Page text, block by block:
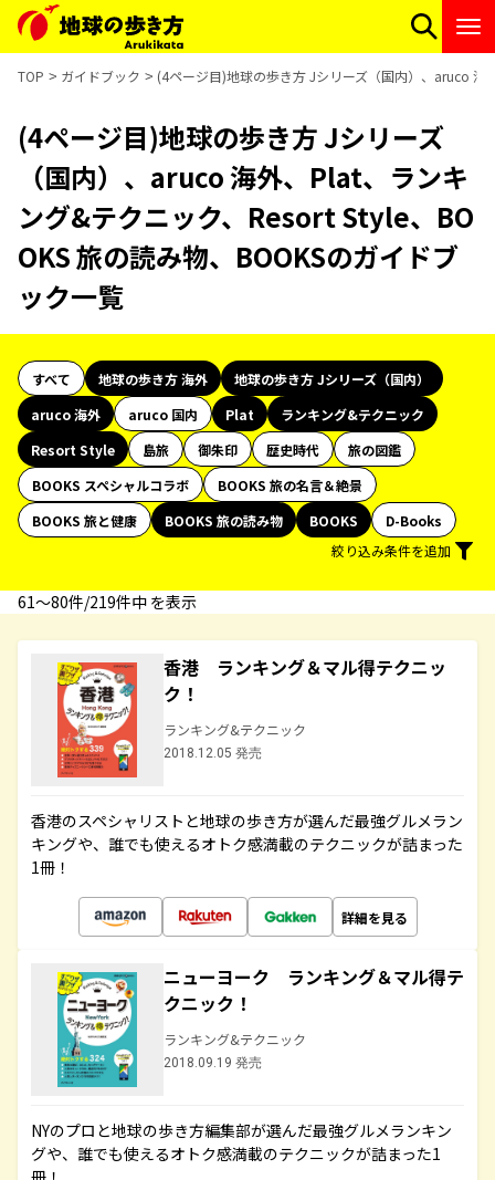
TOP ガイドブック (4ページ目)地球の歩き方 Jシリーズ（国内）、aruco 海
(4ページ目)地球の歩き方 Jシリーズ
（国内）、aruco 海外、Plat、ランキ
ング&テクニック、Resort Style、BO
OKS 旅の読み物、BOOKSのガイドブ
ック一覧
すべて 地球の歩き方 海外
地球の歩き方 Jシリーズ（国内）
aruco 海外
aruco 国内 Plat
ランキング&テクニック
Resort Style
島旅 御朱印 歴史時代
旅の図鑑
BOOKS スペシャルコラボ
BOOKS 旅の名言＆絶景
BOOKS 旅と健康
BOOKS 旅の読み物 BOOKS
D-Books
絞り込み条件を追加
61〜80件/219件中 を表示
香港 ランキング＆マル得テクニッ
ク！
ランキング&テクニック
2018.12.05 発売
香港のスペシャリストと地球の歩き方が選んだ最強グルメラン
キングや、誰でも使えるオトク感満載のテクニックが詰まった
1冊！
詳細を見る
ニューヨーク ランキング＆マル得テ
クニック！
ランキング&テクニック
2018.09.19 発売
NYのプロと地球の歩き方編集部が選んだ最強グルメランキン
グや、誰でも使えるオトク感満載のテクニックが詰まった1